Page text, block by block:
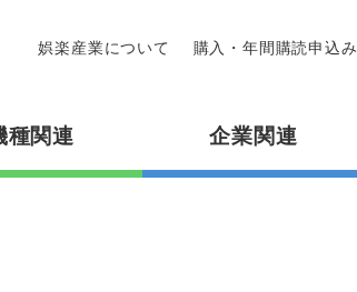
娯楽産業について 購入・年間購読申込み
種関連 企業関連